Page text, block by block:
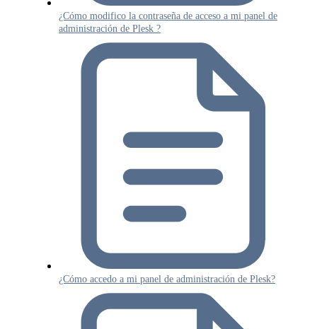
¿Cómo modifico la contraseña de acceso a mi panel de
administración de Plesk ?
¿Cómo accedo a mi panel de administración de Plesk?